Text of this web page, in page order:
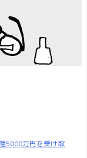
5000万円を受け取